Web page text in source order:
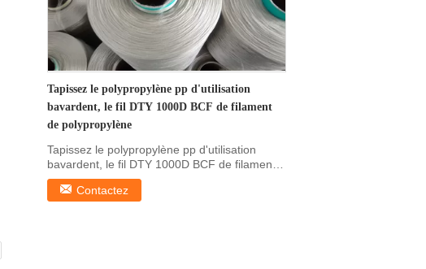
Tapissez le polypropylène pp d'utilisation
bavardent, le fil DTY 1000D BCF de filament
de polypropylène
Tapissez le polypropylène pp d'utilisation
bavardent, le fil DTY 1000D BCF de filament
de ...
Contactez